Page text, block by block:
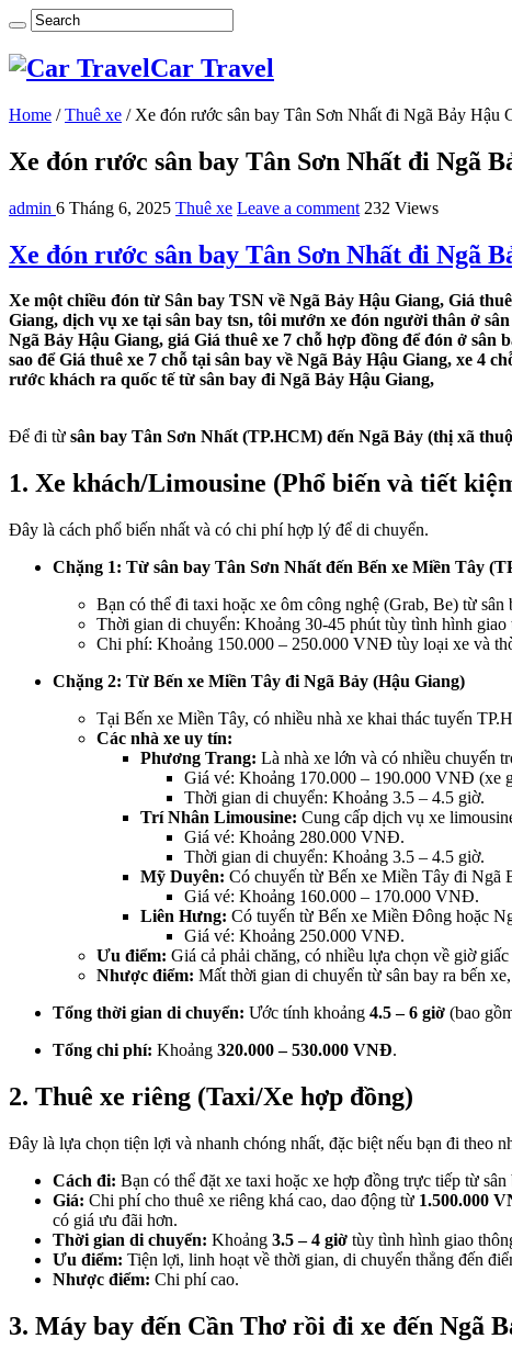
Car Travel
Home / Thuê xe / Xe đón rước sân bay Tân Sơn Nhất đi Ngã Bảy Hậu
Xe đón rước sân bay Tân Sơn Nhất đi Ngã
admin 6 Tháng 6, 2025 Thuê xe Leave a comment 232 Views
Xe đón rước sân bay Tân Sơn Nhất đi Ngã
Xe một chiều đón từ Sân bay TSN về Ngã Bảy Hậu Giang, Giá
Giang, dịch vụ xe tại sân bay tsn, tôi mướn xe đón người thân ở
Ngã Bảy Hậu Giang, giá Giá thuê xe 7 chỗ hợp đồng để đón ở
sao để Giá thuê xe 7 chỗ tại sân bay về Ngã Bảy Hậu Giang, xe 4
rước khách ra quốc tế từ sân bay đi Ngã Bảy Hậu Giang,
Để đi từ sân bay Tân Sơn Nhất (TP.HCM) đến Ngã Bảy (thị xã
1. Xe khách/Limousine (Phổ biến và tiết
Đây là cách phổ biến nhất và có chi phí hợp lý để di chuyển.
Chặng 1: Từ sân bay Tân Sơn Nhất đến Bến xe Miền Tây
Bạn có thể đi taxi hoặc xe ôm công nghệ (Grab, Be) từ
Thời gian di chuyển: Khoảng 30-45 phút tùy tình hình giao
Chi phí: Khoảng 150.000 – 250.000 VNĐ tùy loại xe và
Chặng 2: Từ Bến xe Miền Tây đi Ngã Bảy (Hậu Giang)
Tại Bến xe Miền Tây, có nhiều nhà xe khai thác tuyến
Các nhà xe uy tín:
Phương Trang: Là nhà xe lớn và có nhiều chuyến
Giá vé: Khoảng 170.000 – 190.000 VNĐ (xe
Thời gian di chuyển: Khoảng 3.5 – 4.5 giờ.
Trí Nhân Limousine: Cung cấp dịch vụ xe
Giá vé: Khoảng 280.000 VNĐ.
Thời gian di chuyển: Khoảng 3.5 – 4.5 giờ.
Mỹ Duyên: Có chuyến từ Bến xe Miền Tây đi Ngã
Giá vé: Khoảng 160.000 – 170.000 VNĐ.
Liên Hưng: Có tuyến từ Bến xe Miền Đông hoặc
Giá vé: Khoảng 250.000 VNĐ.
Ưu điểm: Giá cả phải chăng, có nhiều lựa chọn về giờ
Nhược điểm: Mất thời gian di chuyển từ sân bay ra bến
Tổng thời gian di chuyển: Ước tính khoảng 4.5 – 6 giờ (bao
Tổng chi phí: Khoảng 320.000 – 530.000 VNĐ.
2. Thuê xe riêng (Taxi/Xe hợp đồng)
Đây là lựa chọn tiện lợi và nhanh chóng nhất, đặc biệt nếu bạn đi theo
Cách đi: Bạn có thể đặt xe taxi hoặc xe hợp đồng trực tiếp từ
Giá: Chi phí cho thuê xe riêng khá cao, dao động từ 1.500.000
có giá ưu đãi hơn.
Thời gian di chuyển: Khoảng 3.5 – 4 giờ tùy tình hình giao
Ưu điểm: Tiện lợi, linh hoạt về thời gian, di chuyển thẳng đến
Nhược điểm: Chi phí cao.
3. Máy bay đến Cần Thơ rồi đi xe đến Ngã